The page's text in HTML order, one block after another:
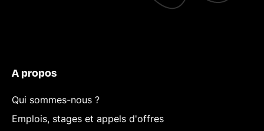
A propos
Qui sommes-nous ?
Emplois, stages et appels d'offres